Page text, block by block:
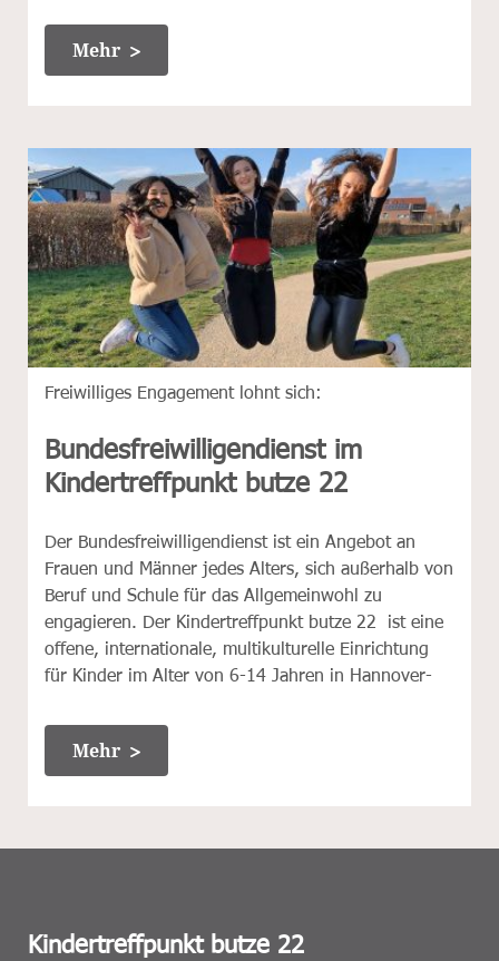
dass Neubürger im Stadtbezirk Unterstützung
erfahren nach der Ankunft, bei der Unterbringung
und
Mehr
Freiwilliges Engagement lohnt sich:
Bundesfreiwilligendienst im
Kindertreffpunkt butze 22
Der Bundesfreiwilligendienst ist ein Angebot an
Frauen und Männer jedes Alters, sich außerhalb von
Beruf und Schule für das Allgemeinwohl zu
engagieren. Der Kindertreffpunkt butze 22 ist eine
offene, internationale, multikulturelle Einrichtung
für Kinder im Alter von 6-14 Jahren in Hannover-
Einrichtung steht unter dem Motto „Ich bin wertvoll.
Du auch.“ Wir
Mehr
Kindertreffpunkt butze 22